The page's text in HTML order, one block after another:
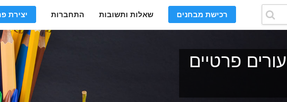
רכישת מבחנים שאלות ותשובות התחברות יצירת
פרטיים